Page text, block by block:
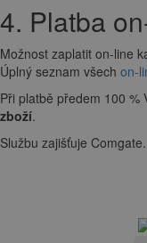
4. Platba
Možnost zaplatit on-line
Úplný seznam všech on-
Při platbě předem 100 %
zboží.
Službu zajišťuje Comgate.